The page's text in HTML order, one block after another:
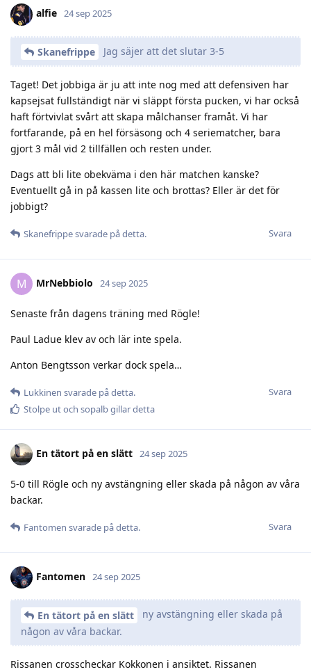
alfie 24 sep 2025
Skanefrippe Jag säjer att det slutar 3-5
Taget! Det jobbiga är ju att inte nog med att defensiven har
kapsejsat fullständigt när vi släppt första pucken, vi har också
haft förtvivlat svårt att skapa målchanser framåt. Vi har
fortfarande, på en hel försäsong och 4 seriematcher, bara
gjort 3 mål vid 2 tillfällen och resten under.
Dags att bli lite obekväma i den här matchen kanske?
Eventuellt gå in på kassen lite och brottas? Eller är det för
jobbigt?
Svara
Skanefrippesvarade på detta.
M MrNebbiolo 24 sep 2025
Senaste från dagens träning med Rögle!
Paul Ladue klev av och lär inte spela.
Anton Bengtsson verkar dock spela…
Svara
Lukkinen svarade på detta.
Stolpe utoch sopalbgillar detta
En tätort på en slätt 24 sep 2025
5-0 till Rögle och ny avstängning eller skada på någon av våra
backar.
Svara
Fantomen svarade på detta.
Fantomen 24 sep 2025
En tätort på en slätt
ny avstängning eller skada på
någon av våra backar.
Rissanen crosscheckar Kokkonen i ansiktet. Rissanen